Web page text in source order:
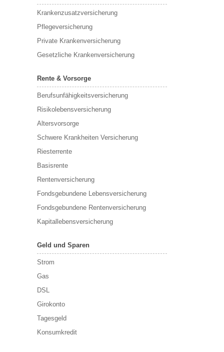
Krankenzusatzversicherung
Pflegeversicherung
Private Krankenversicherung
Gesetzliche Krankenversicherung
Rente & Vorsorge
Berufs­unfähigkeitsversicherung
Risikolebensversicherung
Altersvorsorge
Schwere Krankheiten Versicherung
Riesterrente
Basisrente
Rentenversicherung
Fondsgebundene Lebensversicherung
Fondsgebundene Rentenversicherung
Kapitallebensversicherung
Geld und Sparen
Strom
Gas
DSL
Girokonto
Tagesgeld
Konsumkredit